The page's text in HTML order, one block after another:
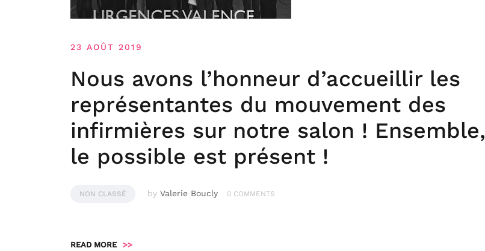
23 AOÛT 2019
Nous avons l’honneur d’accueillir les
représentantes du mouvement des
infirmières sur notre salon ! Ensemble,
le possible est présent !
NON CLASSÉ by Valerie Boucly 0 COMMENTS
READ MORE >>